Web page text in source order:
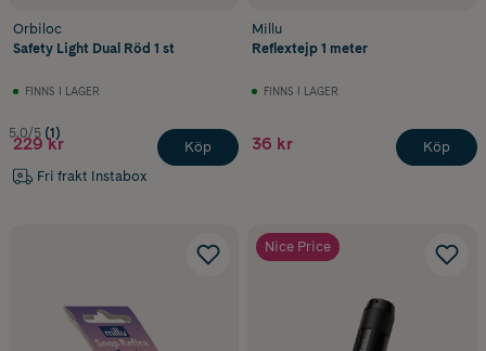
Orbiloc
Safety Light Dual Röd 1 st
FINNS I LAGER
5.0/5 (1)
229 kr
Fri frakt Instabox
Köp
Millu
Reflextejp 1 meter
FINNS I LAGER
36 kr Köp
Nice Price